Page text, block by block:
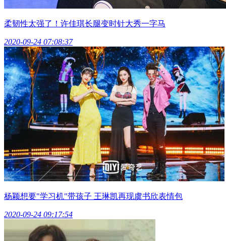
柔韧性太强了！许佳琪长腿变时针大秀一字马
2020-09-24 07:08:37
杨颖想要"学习机"带孩子 王琳凯再现虞书欣表情包
2020-09-24 09:17:54